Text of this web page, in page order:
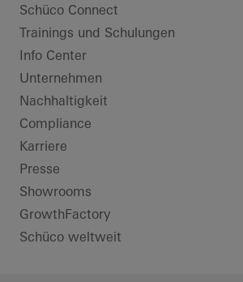
Schüco Connect
Trainings und Schulungen
Info Center
Unternehmen
Nachhaltigkeit
Compliance
Karriere
Presse
Showrooms
GrowthFactory
Schüco weltweit